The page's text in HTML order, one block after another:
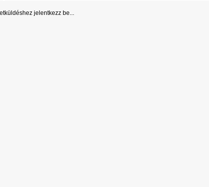
jelentkezz be...